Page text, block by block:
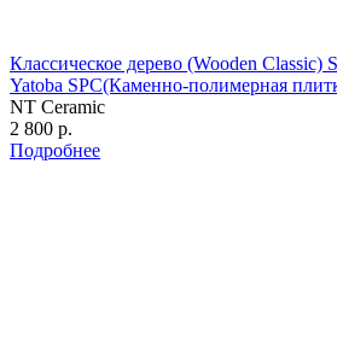
Классическое дерево (Wooden Classic)
Yatoba SPC(Каменно-полимерная
NT Ceramic
2 800 р.
Подробнее